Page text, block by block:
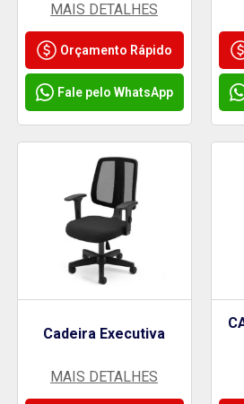
MAIS DETALHES
Orçamento Rápido
Fale pelo WhatsApp
Cadeira Executiva
MAIS DETALHES